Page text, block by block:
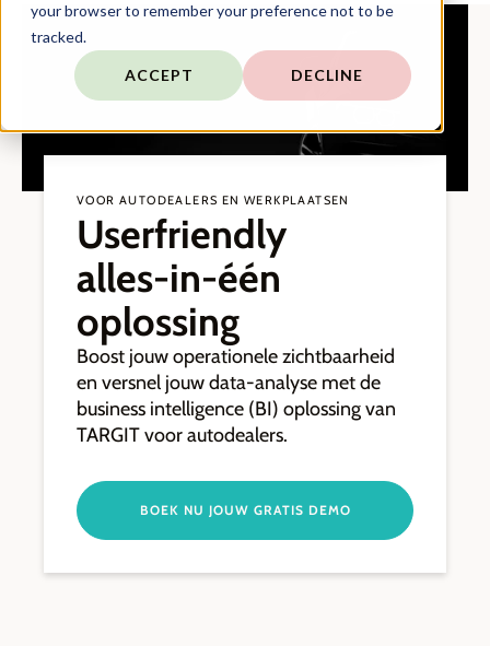
your browser to remember your preference not to be
tracked.
ACCEPT DECLINE
VOOR AUTODEALERS EN WERKPLAATSEN
Userfriendly
alles-in-één
oplossing
Boost jouw operationele zichtbaarheid
en versnel jouw data-analyse met de
business intelligence (BI) oplossing van
TARGIT voor autodealers.
BOEK NU JOUW GRATIS DEMO